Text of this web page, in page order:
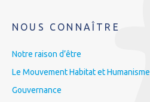
NOUS CONNAÎTRE
Notre raison d’être
Le Mouvement Habitat et Humanisme
Gouvernance